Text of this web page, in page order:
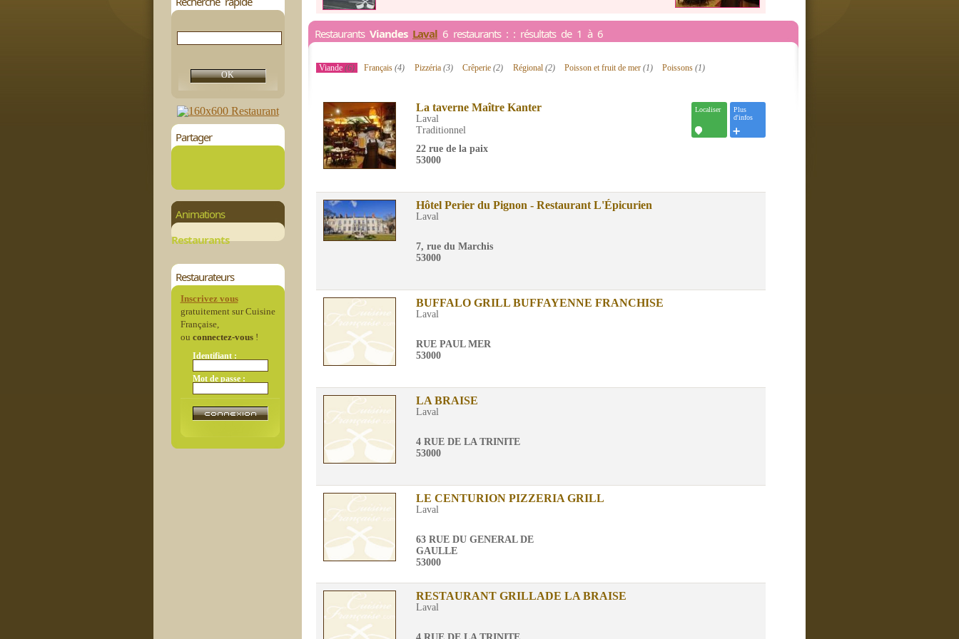
Partager
Animations
Restaurants
Restaurateurs
Inscrivez vous
gratuitement sur Cuisine
Française,
ou connectez-vous!
Identifiant :
Mot de passe :
Restaurants Viandes Laval 6 restaurants : : résultats de 1 à 6
Viande (6) Français(4) Pizzéria (3) Crêperie(2) Régional (2) Poisson et fruit de mer (1) Poissons(1)
La taverne Maître Kanter
Laval
Traditionnel
22 rue de la paix
53000
Plus
d'infos
Localiser
Hôtel Perier du Pignon - Restaurant L'Épicurien
Laval
7, rue du Marchis
53000
BUFFALO GRILL BUFFAYENNE FRANCHISE
Laval
RUE PAUL MER
53000
LA BRAISE
Laval
4 RUE DE LA TRINITE
53000
LE CENTURION PIZZERIA GRILL
Laval
63 RUE DU GENERAL DE
GAULLE
53000
RESTAURANT GRILLADE LA BRAISE
Laval